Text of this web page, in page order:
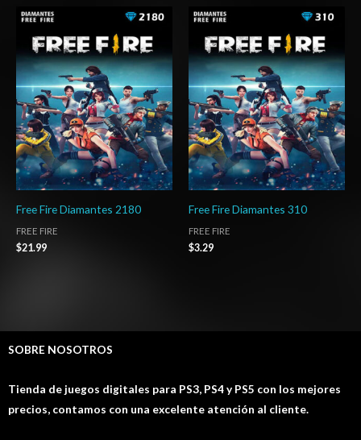
Free Fire Diamantes 2180
FREE FIRE
$21.99
Free Fire Diamantes 310
FREE FIRE
$3.29
SOBRE NOSOTROS
Tienda de juegos digitales para PS3, PS4 y PS5 con los mejores
precios, contamos con una excelente atención al cliente.